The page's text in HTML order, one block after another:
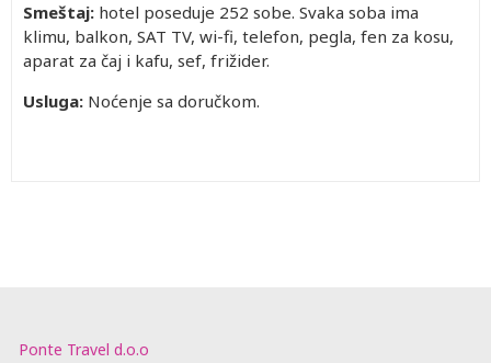
Smeštaj: hotel poseduje 252 sobe. Svaka soba ima
klimu, balkon, SAT TV, wi-fi, telefon, pegla, fen za kosu,
aparat za čaj i kafu, sef, frižider.
Usluga: Noćenje sa doručkom.
Ponte Travel d.o.o